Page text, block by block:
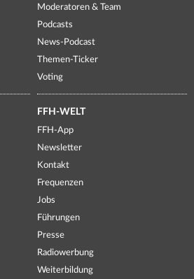
Moderatoren & Team
Podcasts
News-Podcast
Themen-Ticker
Voting
FFH-WELT
FFH-App
Newsletter
Kontakt
Frequenzen
Jobs
Führungen
Presse
Radiowerbung
Weiterbildung